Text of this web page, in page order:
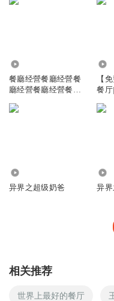
丢了嶶笑葽怎么_jj
爆更好惊喜，主播
六更？
餐廳经營餐廳经營餐
廳经營餐廳经營餐廳
【
餐
异界之超级奶爸 异
相关推荐
世界上最好的餐厅